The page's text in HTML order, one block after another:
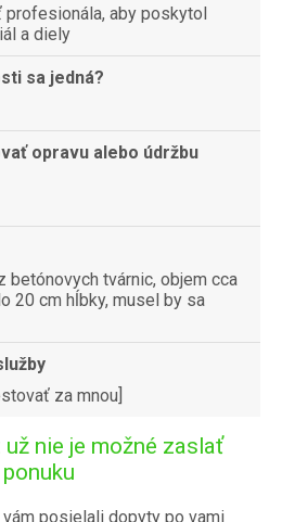
profesionála, aby poskytol
a diely
sa jedná?
opravu alebo údržbu
betónovych tvárnic, objem cca
20 cm hĺbky, musel by sa
za mnou]
nie je možné zaslať
ponuku
posielali dopyty po vami